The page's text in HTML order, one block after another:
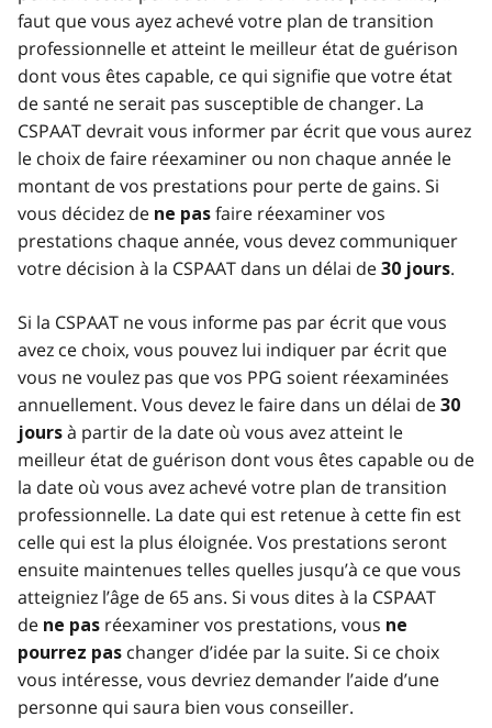
faut que vous ayez achevé votre plan de transition
professionnelle et atteint le meilleur état de guérison
dont vous êtes capable, ce qui signifie que votre état
de santé ne serait pas susceptible de changer. La
CSPAAT devrait vous informer par écrit que vous aurez
le choix de faire réexaminer ou non chaque année le
montant de vos prestations pour perte de gains. Si
vous décidez de ne pas faire réexaminer vos
prestations chaque année, vous devez communiquer
votre décision à la CSPAAT dans un délai de 30 jours.
Si la CSPAAT ne vous informe pas par écrit que vous
avez ce choix, vous pouvez lui indiquer par écrit que
vous ne voulez pas que vos PPG soient réexaminées
annuellement. Vous devez le faire dans un délai de 30
jours à partir de la date où vous avez atteint le
meilleur état de guérison dont vous êtes capable ou de
la date où vous avez achevé votre plan de transition
professionnelle. La date qui est retenue à cette fin est
celle qui est la plus éloignée. Vos prestations seront
ensuite maintenues telles quelles jusqu’à ce que vous
atteigniez l’âge de 65 ans. Si vous dites à la CSPAAT
de ne pas réexaminer vos prestations, vous ne
pourrez pas changer d’idée par la suite. Si ce choix
vous intéresse, vous devriez demander l’aide d’une
personne qui saura bien vous conseiller.